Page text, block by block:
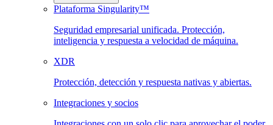
Plataforma Singularity™
Seguridad empresarial unificada. Protección,
inteligencia y respuesta a velocidad de máquina.
XDR
Protección, detección y respuesta nativas y abiertas.
Integraciones y socios